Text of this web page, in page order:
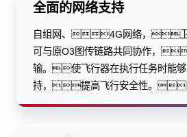
全面的网络支持
自组网、4G网络，
可与原O3图传链路共同协作，
输。使飞行器在执行任务时能够
持，提高飞行安全性。